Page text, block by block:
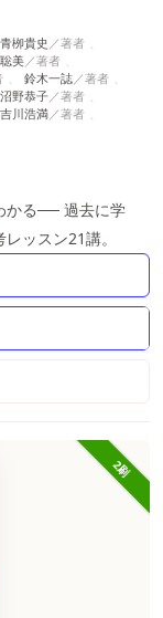
青栁貴史
美
鈴木一誌
沼野恭子
吉川浩満
かる── 過去に学
ッスン21講。
2刷